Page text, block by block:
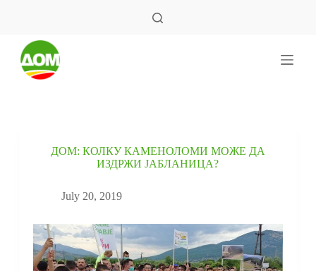
ДОМ: КОЛКУ КАМЕНОЛОМИ МОЖЕ ДА
ИЗДРЖИ ЈАБЛАНИЦА?
July 20, 2019